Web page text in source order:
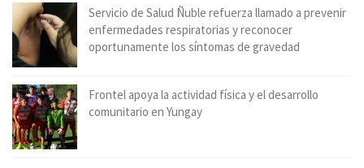
Servicio de Salud Ñuble refuerza llamado a prevenir
enfermedades respiratorias y reconocer
oportunamente los síntomas de gravedad
Frontel apoya la actividad física y el desarrollo
comunitario en Yungay